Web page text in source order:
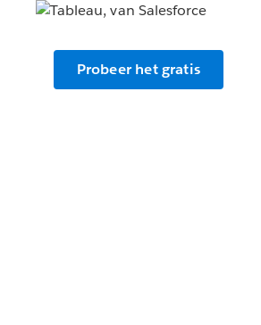
Probeer het gratis